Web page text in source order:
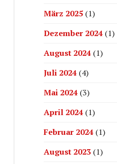
März 2025 (1)
Dezember 2024 (1)
August 2024 (1)
Juli 2024 (4)
Mai 2024 (3)
April 2024 (1)
Februar 2024 (1)
August 2023 (1)